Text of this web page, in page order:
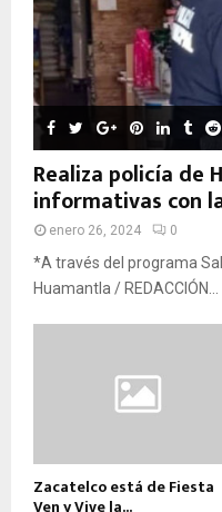
Realiza policía de
informativas con
enero 26, 2024 0
*A través del programa
Huamantla / REDACCIÓN...
Zacatelco está de Fiesta